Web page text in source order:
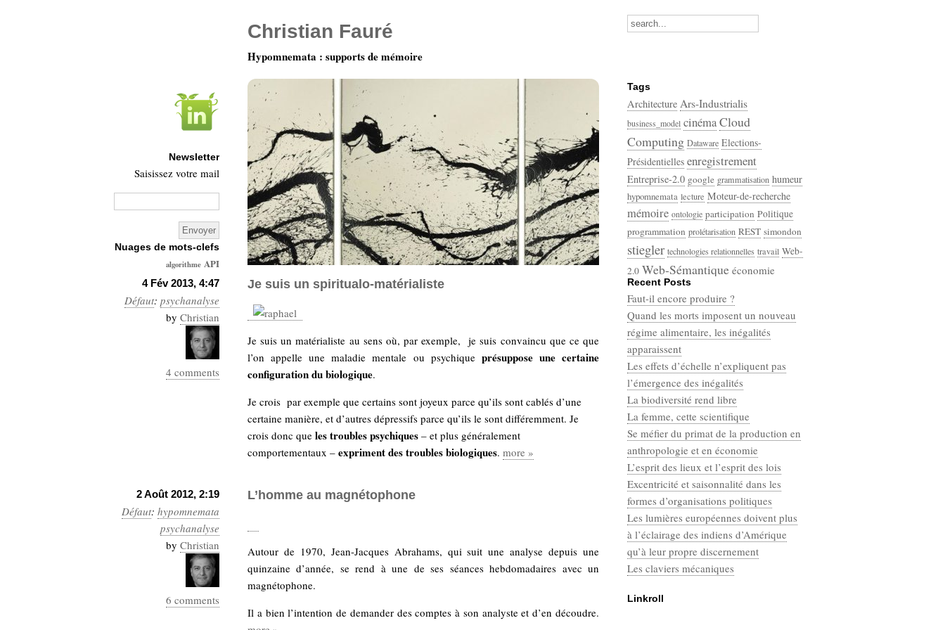
4 Fév 2013, 4:47
Défaut: psychanalyse
by Christian
4 comments
Je suis un spiritualo-matérialiste
Je suis un matérialiste au sens où, par exemple, je suis convaincu que ce que
l’on appelle une maladie mentale ou psychique présuppose une certaine
configuration du biologique.
Je crois par exemple que certains sont joyeux parce qu’ils sont cablés d’une
certaine manière, et d’autres dépressifs parce qu’ils le sont différemment. Je
crois donc que les troubles psychiques – et plus généralement
comportementaux – expriment des troubles biologiques. more »
2 Août 2012, 2:19
Défaut: hypomnemata
psychanalyse
by Christian
6 comments
L’homme au magnétophone
Autour de 1970, Jean-Jacques Abrahams, qui suit une analyse depuis une
quinzaine d’année, se rend à une de ses séances hebdomadaires avec un
magnétophone.
Il a bien l’intention de demander des comptes à son analyste et d’en découdre.
Recent Posts
Faut-il encore produire ?
Quand les morts imposent un nouveau
régime alimentaire, les inégalités
apparaissent
Les effets d’échelle n’expliquent pas
l’émergence des inégalités
La biodiversité rend libre
La femme, cette scientifique
Se méfier du primat de la production en
anthropologie et en économie
L’esprit des lieux et l’esprit des lois
Excentricité et saisonnalité dans les
formes d’organisations politiques
Les lumières européennes doivent plus
à l’éclairage des indiens d’Amérique
qu’à leur propre discernement
Les claviers mécaniques
Linkroll
Christian Fauré
Hypomnemata : supports de mémoire
Newsletter
Saisissez votre mail
Nuages de mots-clefs
algorithme API
Architecture
Ars-
Industrialis
business_model
cinéma
Studies Elections-
Présidentielles
enregistrement
Entreprise-
google
grammatisation
Tags
Architecture Ars-Industrialis
business_model cinémaCloud
Computing Dataware Elections-
Présidentielles enregistrement
Entreprise-2.0 google grammatisation humeur
hypomnemata lecture Moteur-de-recherche
mémoire ontologie participation Politique
programmation prolétarisation REST simondon
stiegler technologies relationnelles travail Web-
2.0 Web-Sémantique économie
écriture
Categories
Défaut